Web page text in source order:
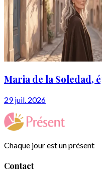
Maria de la Soledad,
29 juil. 2026
Chaque jour est un présent
Contact